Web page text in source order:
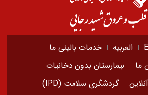
العربیه
خدمات بالینی ما
ما
بیمارستان بدون دخانیات
گردشگری سلامت (IPD)